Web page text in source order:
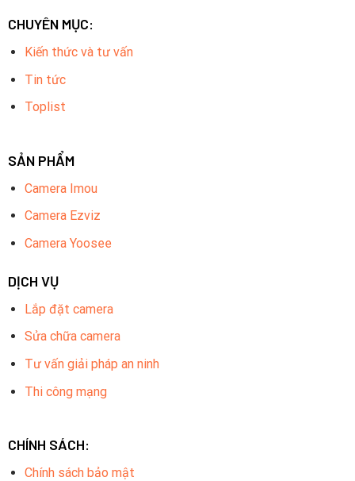
CHUYÊN MỤC:
Kiến thức và tư vấn
Tin tức
Toplist
SẢN PHẨM
Camera Imou
Camera Ezviz
Camera Yoosee
DỊCH VỤ
Lắp đặt camera
Sửa chữa camera
Tư vấn giải pháp an ninh
Thi công mạng
CHÍNH SÁCH:
Chính sách bảo mật